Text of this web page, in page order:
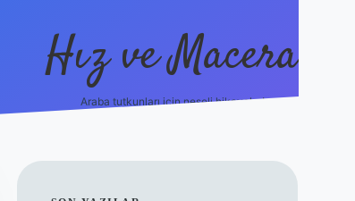
Hız ve Macera
Araba tutkunları için neşeli hikayeler!
hiltonbet